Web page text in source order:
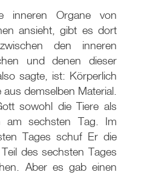
inneren Organe von
ansieht, gibt es dort
den inneren
und denen dieser
sagte, ist: Körperlich
demselben Material.
sowohl die Tiere als
am sechsten Tag. Im
Tages schuf Er die
des sechsten Tages
Aber es gab einen